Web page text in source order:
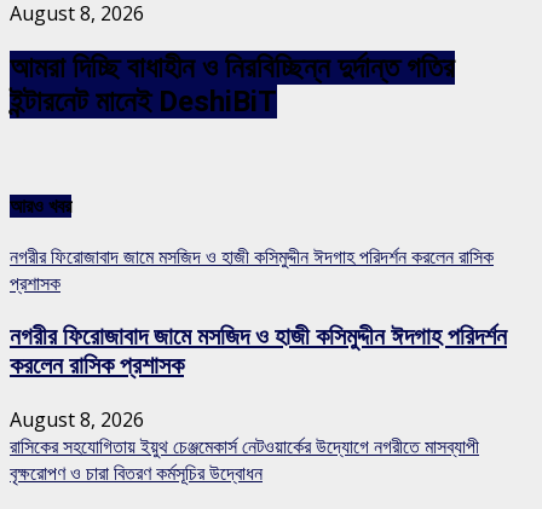
August 8, 2026
আমরা দিচ্ছি বাধাহীন ও নিরবিচ্ছিন্ন দুর্দান্ত গতির
ইন্টারনেট মানেই DeshiBiT
আরও খবর
নগরীর ফিরোজাবাদ জামে মসজিদ ও হাজী কসিমুদ্দীন ঈদগাহ পরিদর্শন করলেন রাসিক
প্রশাসক
নগরীর ফিরোজাবাদ জামে মসজিদ ও হাজী কসিমুদ্দীন ঈদগাহ পরিদর্শন
করলেন রাসিক প্রশাসক
August 8, 2026
রাসিকের সহযোগিতায় ইয়ুথ চেঞ্জমেকার্স নেটওয়ার্কের উদ্যোগে নগরীতে মাসব্যাপী
বৃক্ষরোপণ ও চারা বিতরণ কর্মসূচির উদ্বোধন